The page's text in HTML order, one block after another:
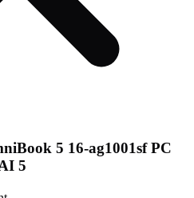
5 16-ag1001sf PC
5